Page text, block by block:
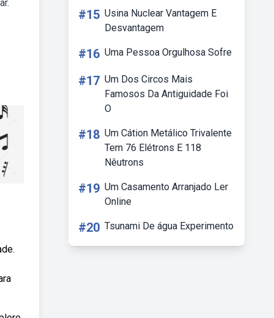
#15 Usina Nuclear Vantagem E
Desvantagem
#16 Uma Pessoa Orgulhosa Sofre
#17 Um Dos Circos Mais
Famosos Da Antiguidade Foi
O
#18 Um Cátion Metálico Trivalente
Tem 76 Elétrons E 118
Nêutrons
#19 Um Casamento Arranjado Ler
Online
#20 Tsunami De água Experimento